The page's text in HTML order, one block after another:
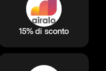
15% di sconto